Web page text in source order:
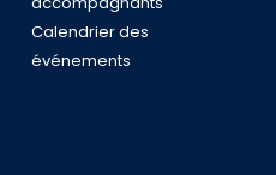
Calendrier des
événements